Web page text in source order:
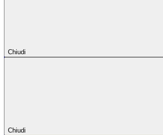
Chiudi
Chiudi